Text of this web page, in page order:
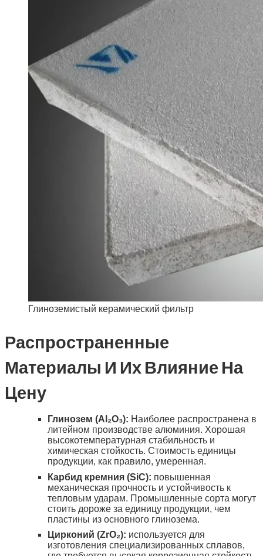
Глиноземистый керамический фильтр
Распространенные
Материалы И Их Влияние На
Цену
Глинозем (Al₂O₃): Наиболее распространена в
литейном производстве алюминия. Хорошая
высокотемпературная стабильность и
химическая стойкость. Стоимость единицы
продукции, как правило, умеренная.
Карбид кремния (SiC): повышенная
механическая прочность и устойчивость к
тепловым ударам. Промышленные сорта могут
стоить дороже за единицу продукции, чем
пластины из основного глинозема.
Цирконий (ZrO₂): используется для
изготовления специализированных сплавов,